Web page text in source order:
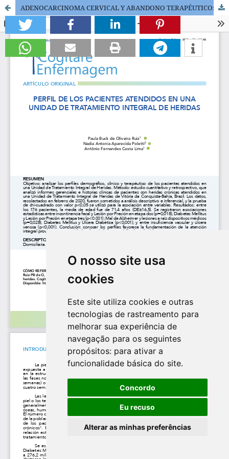
O nosso site usa
cookies
Este site utiliza cookies e outras
tecnologias de rastreamento para
melhorar sua experiência de
navegação para os seguintes
propósitos: para ativar a
funcionalidade básica do site.
Concordo
Eu recuso
Alterar as minhas preferências
ADENOCARCINOMA CERVICAL Y ABANDONO TERAPÉUTICO: LA PERSPECTIVA DE LOS ENFERMEROS DE UNA CIUDAD DEL EXTREMO NORTE DE BRASIL